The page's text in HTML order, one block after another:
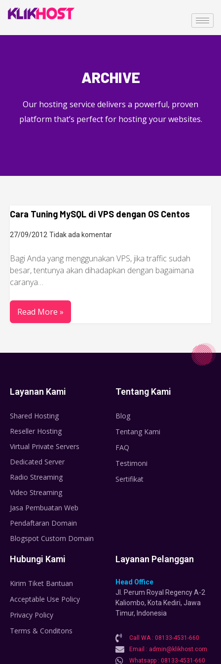
ARCHIVE
Our hosting service delivers a powerful, proven
platform that’s perfect for hosting your websites.
Cara Tuning MySQL di VPS dengan OS Centos
27/09/2012 Tidak ada komentar
Bagi Anda yang menggunakan VPS, jika traffic sudah
besar, tentunya akan dihadapkan dengan bagaimana
caranya…
Read More »
Layanan Kami
Shared Hosting
Reseller Hosting
Virtual Private Servers
Dedicated Server
Radio Streaming
Video Streaming
Jasa Pembuatan Web
Pendaftaran Domain
Blogspot Custom Domain
Tentang Kami
Blog
Tentang Kami
FAQ
Testimoni
Sertifikat
Hubungi Kami
Kirim Tiket Bantuan
Acceptable Use Policy
Privacy Policy
Terms & Conditons
Layanan Pelanggan
Head Office
Jl. Perum Royal Regency A-2
Kaliombo, Kota Kediri, Jawa
Timur, Indonesia
Call WA : 08133-4531-660
Email : admin@klikhost.com
Whatsapp : 08133-4531-660